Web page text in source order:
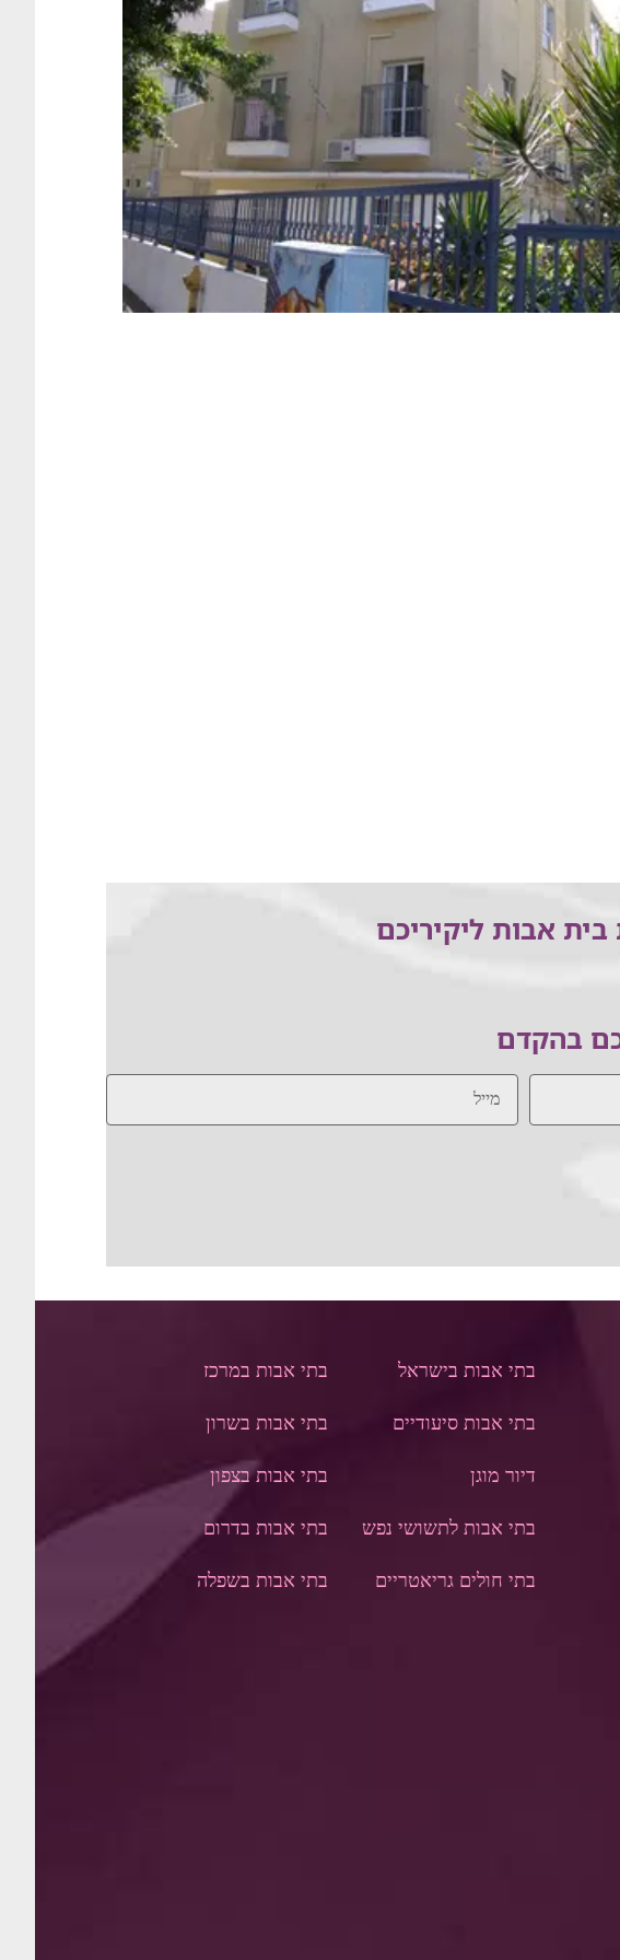
אבות ליקיריכם
בהקדם
בתי אבות בישראל
בתי אבות סיעודיים
דיור מוגן
בתי אבות לתשושי נפש
בתי חולים גריאטריים
בתי אבות במרכז
בתי אבות בשרון
בתי אבות בצפון
בתי אבות בדרום
בתי אבות בשפלה